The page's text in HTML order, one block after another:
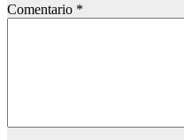
Comentario *